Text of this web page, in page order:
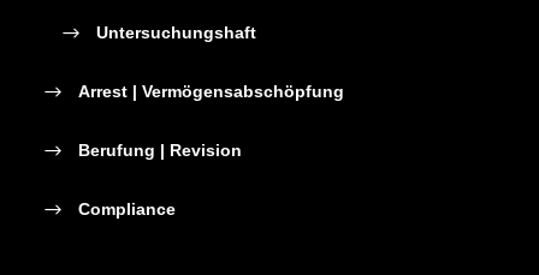
Untersuchungshaft
Arrest | Vermögensabschöpfung
Berufung | Revision
Compliance